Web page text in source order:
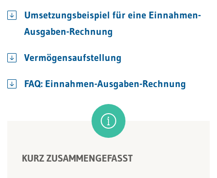
Umsetzungsbeispiel für eine Einnahmen-
Ausgaben-Rechnung
Vermögensaufstellung
FAQ: Einnahmen-Ausgaben-Rechnung
KURZ ZUSAMMENGEFASST